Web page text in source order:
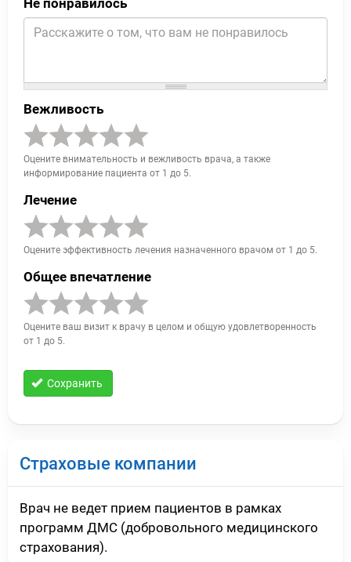
Вежливость
Оцените внимательность и вежливость врача, а также
информирование пациента от 1 до 5.
Лечение
Оцените эффективность лечения назначенного врачом от 1 до 5.
Общее впечатление
Оцените ваш визит к врачу в целом и общую удовлетворенность
от 1 до 5.
Сохранить
Страховые компании
Врач не ведет прием пациентов в рамках
программ ДМС (добровольного медицинского
страхования).